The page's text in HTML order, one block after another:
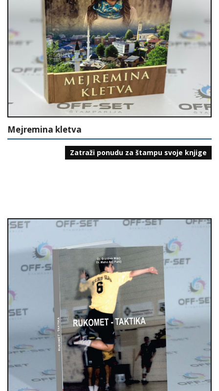
Mejremina kletva
Zatraži ponudu za štampu svoje knjige